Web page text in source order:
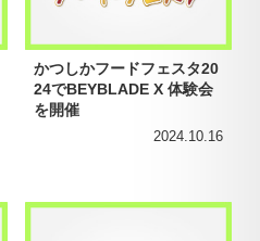
かつしかフードフェスタ20
24でBEYBLADE X 体験会
を開催
2024.10.16